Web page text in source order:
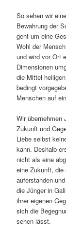
So sehen wir
Bewahrung der
geht um eine
Wohl der
und wird vor Ort
Dimensionen
die Mittel
bedingt
Menschen auf
Wir
Zukunft und
Liebe selbst
kann. Deshalb
nicht als eine
eine Zukunft, die
auferstanden
die Jünger in
ihrer eigenen
sich die
sehen lässt.